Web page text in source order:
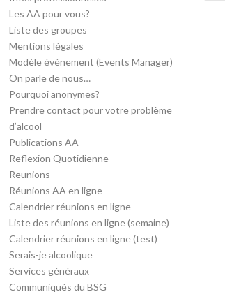
Les AA pour vous?
Liste des groupes
Mentions légales
Modèle événement (Events Manager)
On parle de nous…
Pourquoi anonymes?
Prendre contact pour votre problème
d’alcool
Publications AA
Reflexion Quotidienne
Reunions
Réunions AA en ligne
Calendrier réunions en ligne
Liste des réunions en ligne (semaine)
Calendrier réunions en ligne (test)
Serais-je alcoolique
Services généraux
Communiqués du BSG